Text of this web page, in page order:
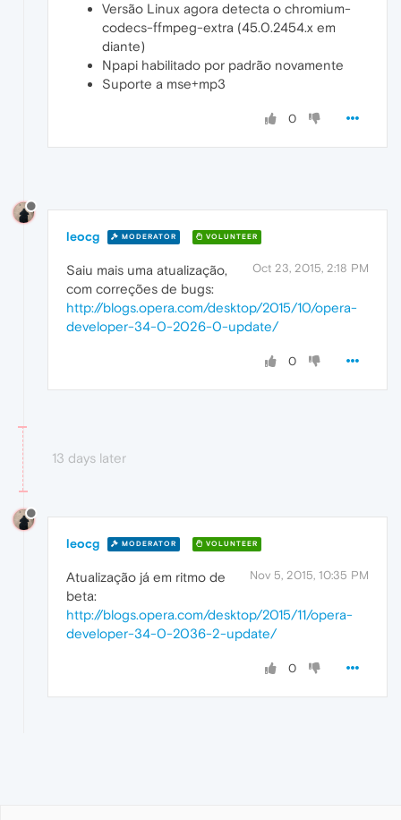
Versão Linux agora detecta o chromium-
codecs-ffmpeg-extra (45.0.2454.x em
diante)
Npapi habilitado por padrão novamente
Suporte a mse+mp3
0
leocg MODERATOR VOLUNTEER
Oct 23, 2015, 2:18 PM
Saiu mais uma atualização,
com correções de bugs:
http://blogs.opera.com/desktop/2015/10/opera-
developer-34-0-2026-0-update/
0
13 days later
leocg MODERATOR VOLUNTEER
Nov 5, 2015, 10:35 PM
Atualização já em ritmo de
beta:
http://blogs.opera.com/desktop/2015/11/opera-
developer-34-0-2036-2-update/
0